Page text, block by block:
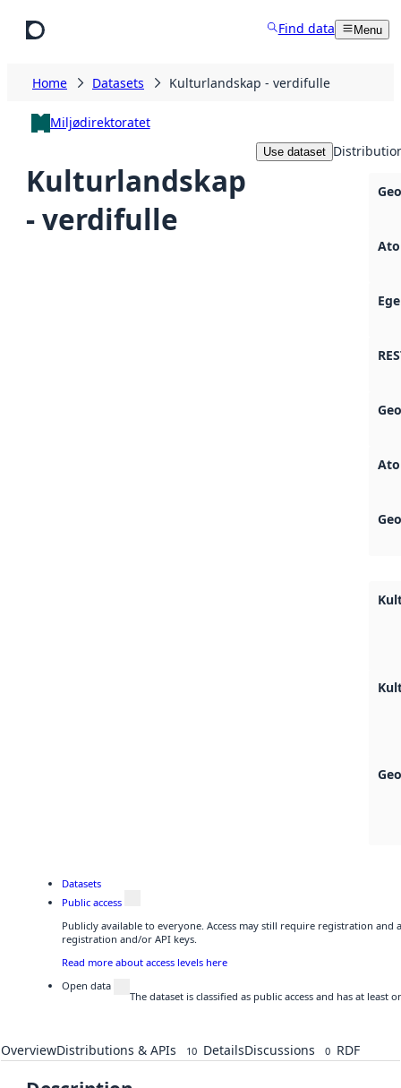
Find data Menu
Home Datasets Kulturlandskap - verdifulle
Miljødirektoratet
Kulturlandskap
- verdifulle
Use dataset
Datasets
Public access
Publicly available to everyone. Access may still require registration and
registration and/or API keys.
Read more about access levels here
Open data
The dataset is classified as public access and has at
OverviewDistributions & APIs 10 DetailsDiscussions 0 RDF